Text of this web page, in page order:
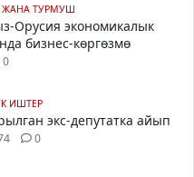
ТУРМУШ
Орусия экономикалык
бизнес-көргөзмө
0
ИШТЕР
экс-депутатка айып
0